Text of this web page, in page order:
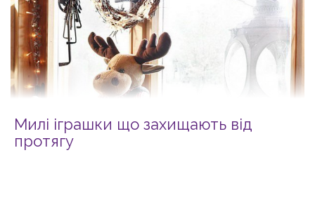
Милі іграшки що захищають від
протягу